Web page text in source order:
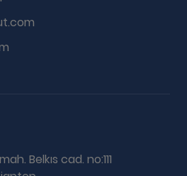
Belkıs cad. no:111